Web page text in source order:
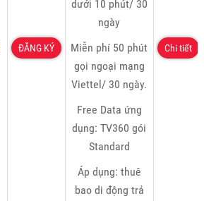
ĐĂNG KÝ
dưới 10 phút/ 30
ngày
Miễn phí 50 phút
gọi ngoại mạng
Viettel/ 30 ngày.
Free Data ứng
dụng: TV360 gói
Standard
Áp dụng: thuê
bao di động trả
Chi tiết